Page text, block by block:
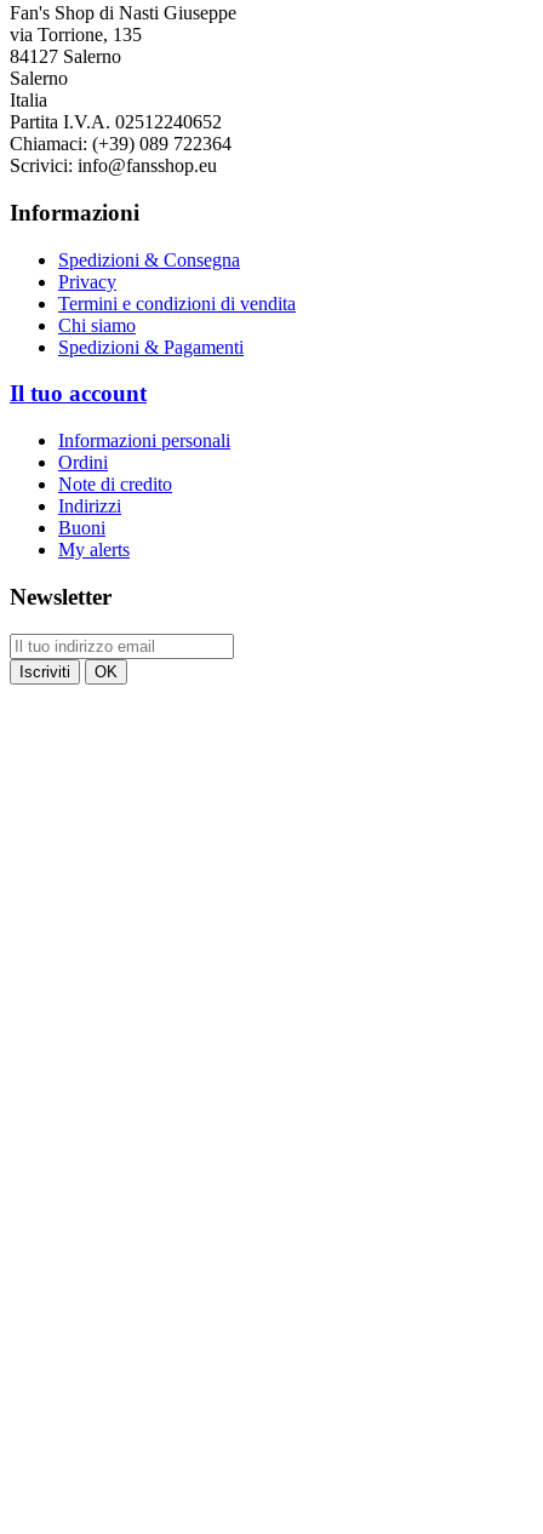
Fan's Shop di Nasti Giuseppe
via Torrione, 135
84127 Salerno
Salerno
Italia
Partita I.V.A. 02512240652
Chiamaci: (+39) 089 722364
Scrivici: info@fansshop.eu
Informazioni
Spedizioni & Consegna
Privacy
Termini e condizioni di vendita
Chi siamo
Spedizioni & Pagamenti
Il tuo account
Informazioni personali
Ordini
Note di credito
Indirizzi
Buoni
My alerts
Newsletter